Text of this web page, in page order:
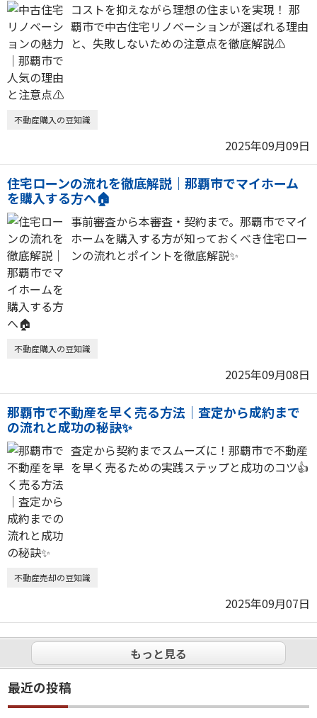
コストを抑えながら理想の住まいを実現！ 那
覇市で中古住宅リノベーションが選ばれる理由
と、失敗しないための注意点を徹底解説⚠️
不動産購入の豆知識
2025年09月09日
住宅ローンの流れを徹底解説｜那覇市でマイホーム
を購入する方へ🏠
事前審査から本審査・契約まで。那覇市でマイ
ホームを購入する方が知っておくべき住宅ロー
ンの流れとポイントを徹底解説✨
不動産購入の豆知識
2025年09月08日
那覇市で不動産を早く売る方法｜査定から成約まで
の流れと成功の秘訣✨
査定から契約までスムーズに！那覇市で不動産
を早く売るための実践ステップと成功のコツ👍
不動産売却の豆知識
2025年09月07日
もっと見る
最近の投稿